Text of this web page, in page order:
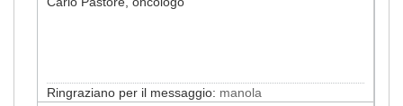
Ringraziano per il messaggio: manola